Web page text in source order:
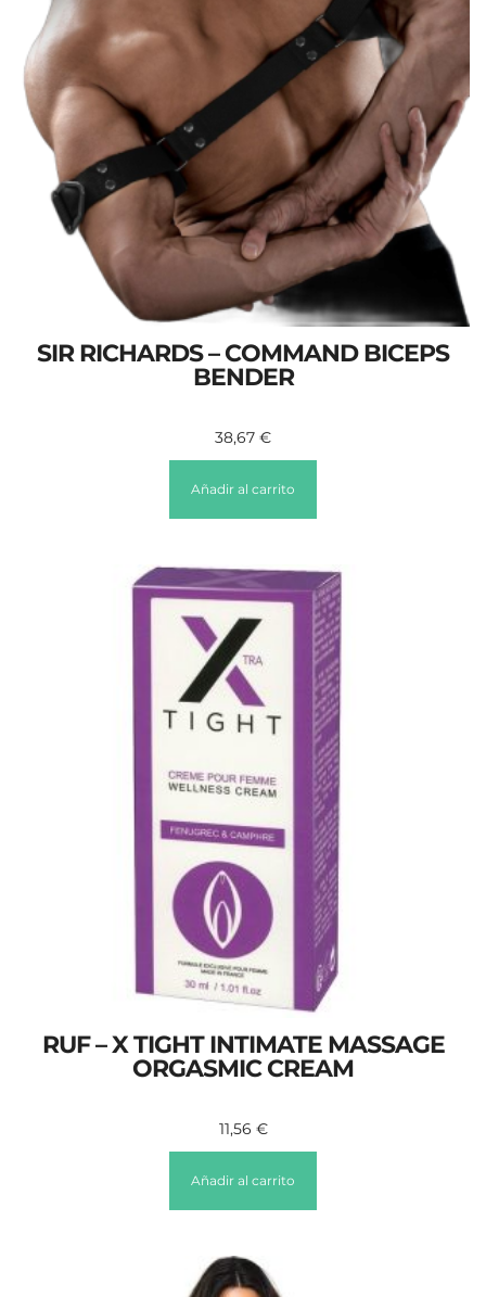
SIR RICHARDS – COMMAND BICEPS
BENDER
38,67 €
Añadir al carrito
RUF – X TIGHT INTIMATE MASSAGE
ORGASMIC CREAM
11,56 €
Añadir al carrito